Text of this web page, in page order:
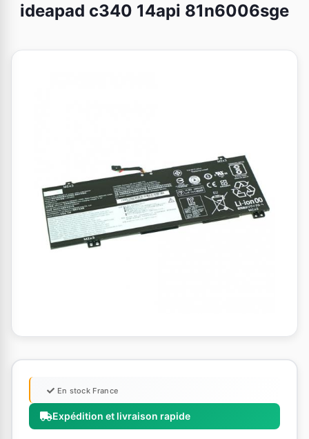
ideapad c340 14api 81n6006sge
Expédition et livraison rapide
En stock France